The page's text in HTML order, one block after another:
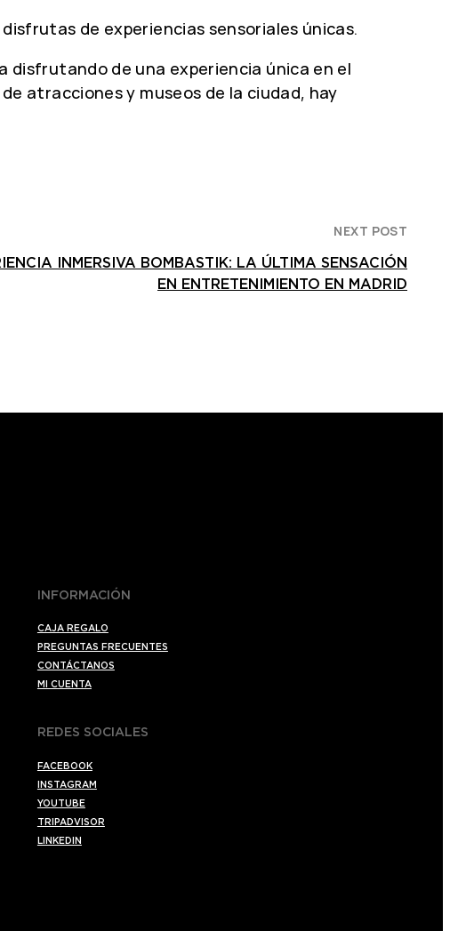
de experiencias sensoriales únicas.
disfrutando de una experiencia única en el
atracciones y museos de la ciudad, hay
NEXT POST
INMERSIVA BOMBASTIK: LA ÚLTIMA SENSACIÓN
EN ENTRETENIMIENTO EN MADRID
INFORMACIÓN
CAJA REGALO
PREGUNTAS FRECUENTES
CONTÁCTANOS
MI CUENTA
REDES SOCIALES
FACEBOOK
INSTAGRAM
YOUTUBE
TRIPADVISOR
LINKEDIN